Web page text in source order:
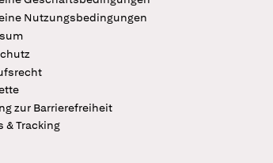
Nutzungsbedingungen
zur Barrierefreiheit
& Tracking